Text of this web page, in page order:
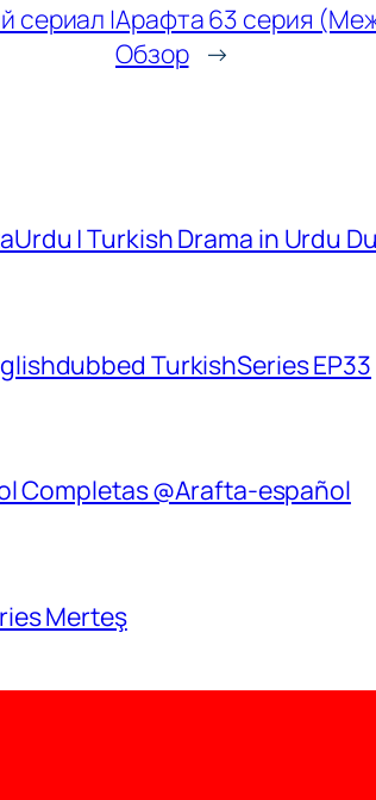
сериал |Арафта 63 серия
Обзор →
| Turkish Drama in Urdu
TurkishSeries EP33
Completas @Arafta-español
Merteş